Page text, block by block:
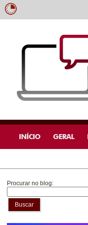
Procurar no blog:
Buscar